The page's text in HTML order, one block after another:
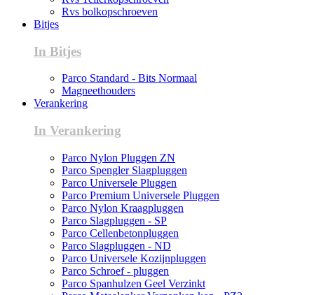
Rvs bolkopschroeven
Bitjes
In Bitjes
Parco Standard - Bits Normaal
Magneethouders
Verankering
In Verankering
Parco Nylon Pluggen ZN
Parco Spengler Slagpluggen
Parco Universele Pluggen
Parco Premium Universele Pluggen
Parco Nylon Kraagpluggen
Parco Slagpluggen - SP
Parco Cellenbetonpluggen
Parco Slagpluggen - ND
Parco Universele Kozijnpluggen
Parco Schroef - pluggen
Parco Spanhulzen Geel Verzinkt